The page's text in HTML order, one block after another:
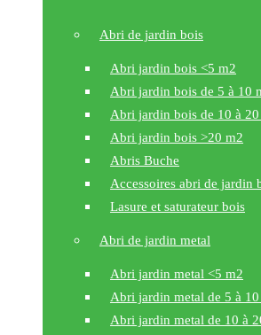
Abri de jardin bois
Abri jardin bois <5 m2
Abri jardin bois de 5 à 10
Abri jardin bois de 10 à 20
Abri jardin bois >20 m2
Abris Buche
Accessoires abri de jardin
Lasure et saturateur bois
Abri de jardin metal
Abri jardin metal <5 m2
Abri jardin metal de 5 à
Abri jardin metal de 10 à